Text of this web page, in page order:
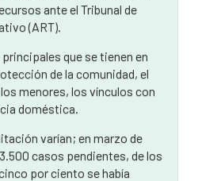
un abogado especializado en
ante el Tribunal de
(ART).
que se tienen en
de la comunidad, el
menores, los vínculos con
doméstica.
varían; en marzo de
casos pendientes, de los
por ciento se había